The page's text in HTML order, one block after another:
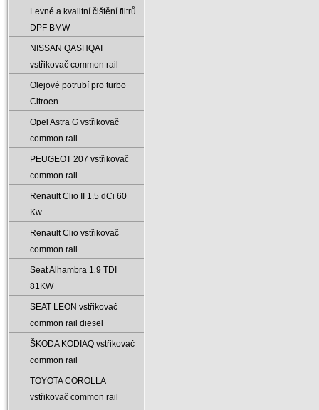
Levné a kvalitní čištění filtrů
DPF BMW
NISSAN QASHQAI
vstřikovač common rail
Olejové potrubí pro turbo
Citroen
Opel Astra G vstřikovač
common rail
PEUGEOT 207 vstřikovač
common rail
Renault Clio II 1.5 dCi 60
Kw
Renault Clio vstřikovač
common rail
Seat Alhambra 1‚9 TDI
81KW
SEAT LEON vstřikovač
common rail diesel
ŠKODA KODIAQ vstřikovač
common rail
TOYOTA COROLLA
vstřikovač common rail